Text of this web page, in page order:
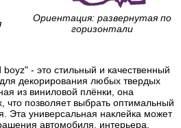
Ориентация: развернутая по
горизонтали
- это стильный и качественный
декорирования любых твердых
из виниловой плёнки, она
что позволяет выбрать оптимальный
Эта универсальная наклейка может
автомобиля, интерьера,